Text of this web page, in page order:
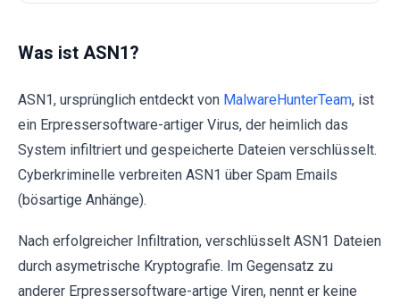
Was ist ASN1?
ASN1, ursprünglich entdeckt von MalwareHunterTeam, ist
ein Erpressersoftware-artiger Virus, der heimlich das
System infiltriert und gespeicherte Dateien verschlüsselt.
Cyberkriminelle verbreiten ASN1 über Spam Emails
(bösartige Anhänge).
Nach erfolgreicher Infiltration, verschlüsselt ASN1 Dateien
durch asymetrische Kryptografie. Im Gegensatz zu
anderer Erpressersoftware-artige Viren, nennt er keine